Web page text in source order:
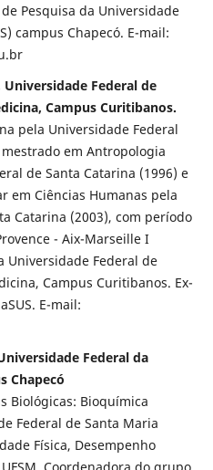
Pesquisa da Universidade
campus Chapecó. E-mail:
Federal de
Campus Curitibanos.
pela Universidade Federal
em Antropologia
de Santa Catarina (1996) e
Ciências Humanas pela
Catarina (2003), com período
- Aix-Marseille I
Universidade Federal de
Campus Curitibanos. Ex-
E-mail:
Federal da
Chapecó
Biológicas: Bioquímica
Federal de Santa Maria
Física, Desempenho